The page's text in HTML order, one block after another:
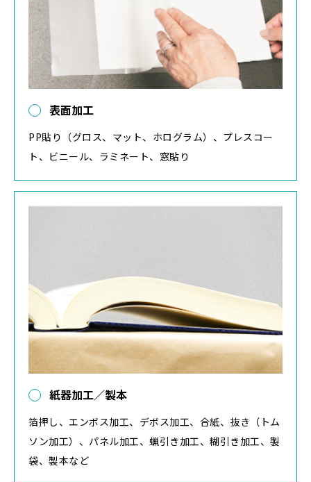
表面加工
PP貼り（グロス、マット、ホログラム）、プレスコー
ト、ビニール、ラミネート、窓貼り
紙器加工／製本
箔押し、エンボス加工、デボス加工、合紙、抜き（トム
ソン加工）、パネル加工、蝋引き加工、糊引き加工、製
袋、製本など